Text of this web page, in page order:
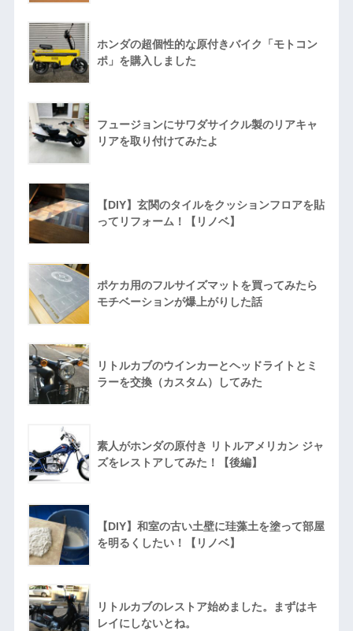
ホンダの超個性的な原付きバイク「モトコン
ポ」を購入しました
フュージョンにサワダサイクル製のリアキャ
リアを取り付けてみたよ
【DIY】玄関のタイルをクッションフロアを貼
ってリフォーム！【リノベ】
ポケカ用のフルサイズマットを買ってみたら
モチベーションが爆上がりした話
リトルカブのウインカーとヘッドライトとミ
ラーを交換（カスタム）してみた
素人がホンダの原付き リトルアメリカン ジャ
ズをレストアしてみた！【後編】
【DIY】和室の古い土壁に珪藻土を塗って部屋
を明るくしたい！【リノベ】
リトルカブのレストア始めました。まずはキ
レイにしないとね。